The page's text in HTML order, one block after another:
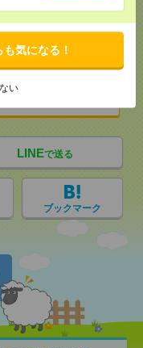
も気になる！
い
LINEで送る
ブックマーク